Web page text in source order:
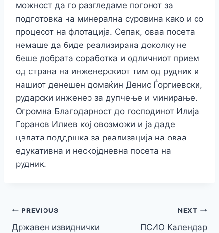
можност да го разгледаме погонот за
подготовка на минерална суровина како и со
процесот на флотација. Сепак, оваа посета
немаше да биде реализирана доколку не
беше добрата соработка и одличниот прием
од страна на инженерскиот тим од рудник и
нашиот денешен домаќин Денис Ѓоргиевски,
рударски инженер за дупчење и минирање.
Огромна Благодарност до господинот Илија
Горанов Илиев кој овозможи и ја даде
целата поддршка за реализација на оваа
едукативна и нескојдневна посета на
рудник.
PREVIOUS
Државен извиднички
NEXT
ПСИО Календар